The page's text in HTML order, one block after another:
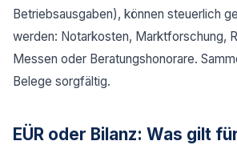
Betriebsausgaben), können steuerlich
werden: Notarkosten, Marktforschung,
Messen oder Beratungshonorare.
Belege sorgfältig.
EÜR oder Bilanz: Was gilt